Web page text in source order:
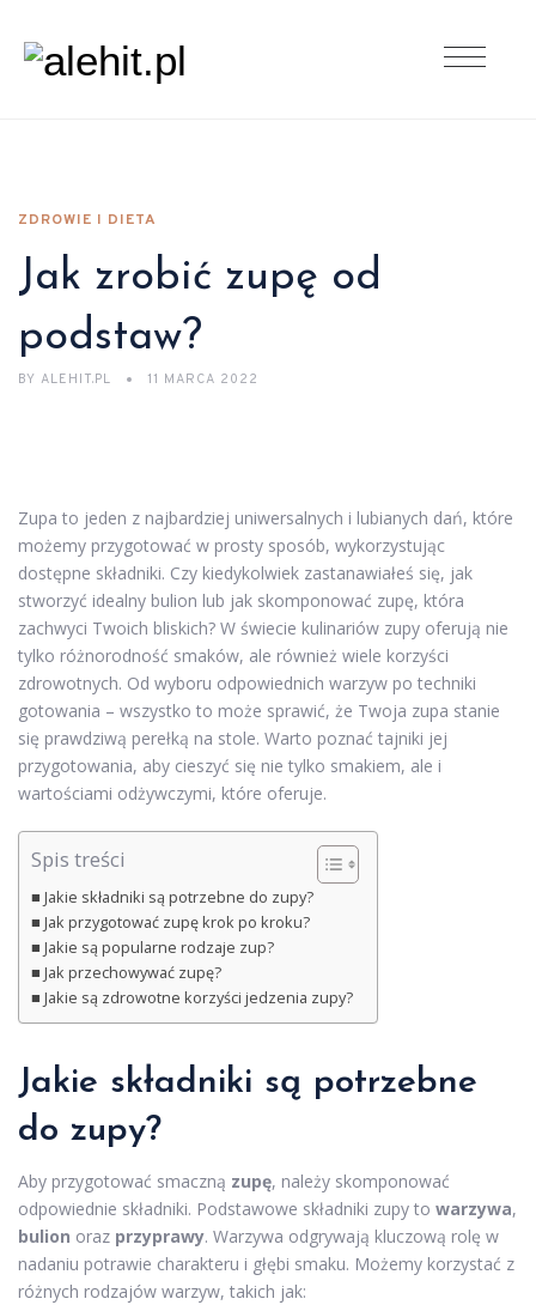
ZDROWIE I DIETA
Jak zrobić zupę od
podstaw?
BY ALEHIT.PL 11 MARCA 2022
Zupa to jeden z najbardziej uniwersalnych i lubianych dań, które
możemy przygotować w prosty sposób, wykorzystując
dostępne składniki. Czy kiedykolwiek zastanawiałeś się, jak
stworzyć idealny bulion lub jak skomponować zupę, która
zachwyci Twoich bliskich? W świecie kulinariów zupy oferują nie
tylko różnorodność smaków, ale również wiele korzyści
zdrowotnych. Od wyboru odpowiednich warzyw po techniki
gotowania – wszystko to może sprawić, że Twoja zupa stanie
się prawdziwą perełką na stole. Warto poznać tajniki jej
przygotowania, aby cieszyć się nie tylko smakiem, ale i
wartościami odżywczymi, które oferuje.
Spis treści
Jakie składniki są potrzebne do zupy?
Jak przygotować zupę krok po kroku?
Jakie są popularne rodzaje zup?
Jak przechowywać zupę?
Jakie są zdrowotne korzyści jedzenia zupy?
Jakie składniki są potrzebne
do zupy?
Aby przygotować smaczną zupę, należy skomponować
odpowiednie składniki. Podstawowe składniki zupy to warzywa,
bulion oraz przyprawy. Warzywa odgrywają kluczową rolę w
nadaniu potrawie charakteru i głębi smaku. Możemy korzystać z
różnych rodzajów warzyw, takich jak: